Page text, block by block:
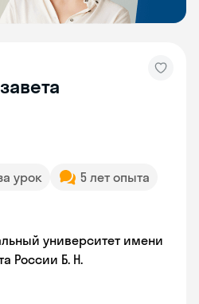
урок
5 лет опыта
университет имени
России Б. Н.